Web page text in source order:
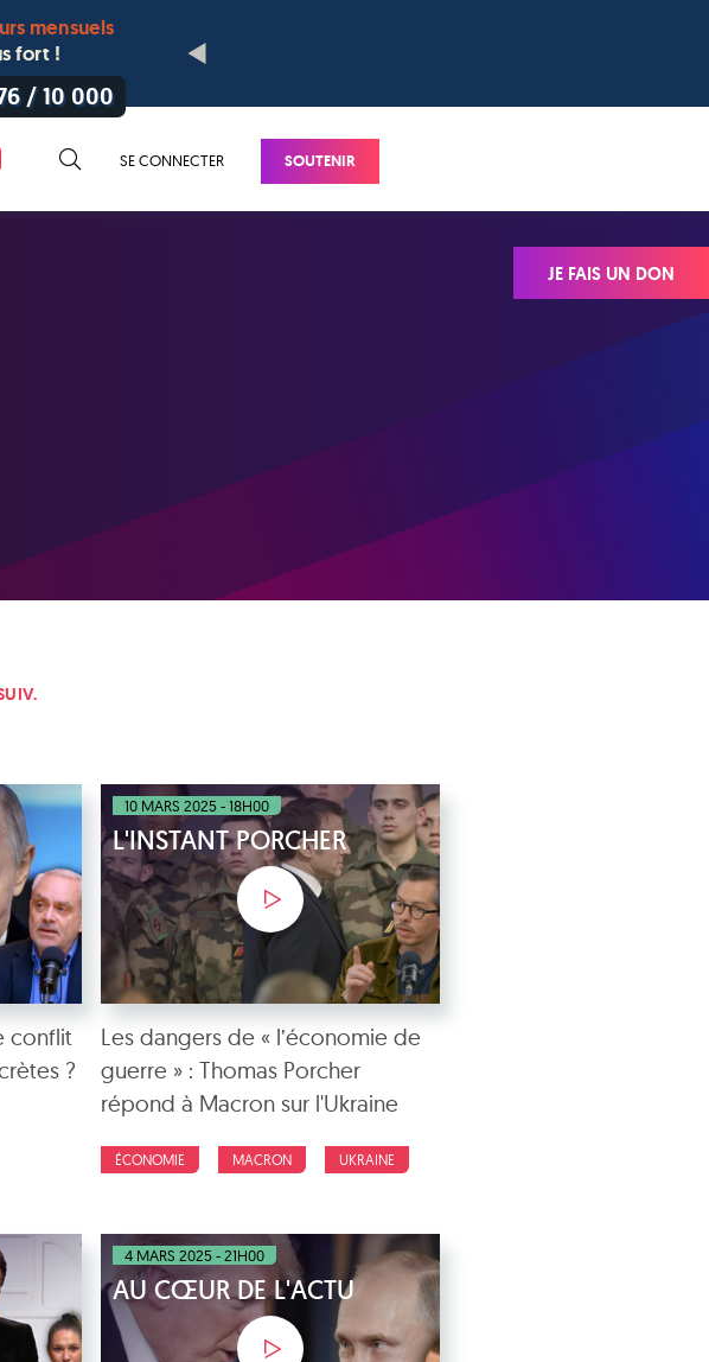
mensuels
fort !
/10 000
SE CONNECTER SOUTENIR
JE FAIS UN DON
conflit
?
10 MARS 2025 - 18H00
L'INSTANT PORCHER
Les dangers de « l’économie de
guerre » : Thomas Porcher
répond à Macron sur l'Ukraine
ÉCONOMIE MACRON UKRAINE
4 MARS 2025 - 21H00
AU CŒUR DE L'ACTU